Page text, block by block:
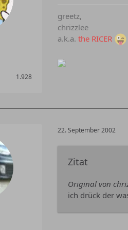
1.928
greetz,
chrizzlee
a.k.a. the RICER
22. September 2002
Zitat
Original von
ich drück der